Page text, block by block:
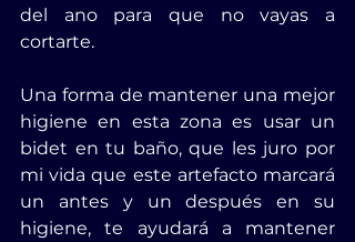
del ano para que no vayas a
cortarte.
Una forma de mantener una mejor
higiene en esta zona es usar un
bidet en tu baño, que les juro por
mi vida que este artefacto marcará
un antes y un después en su
higiene, te ayudará a mantener